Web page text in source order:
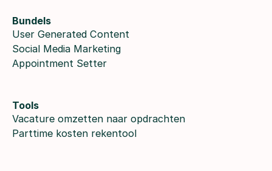
Bundels
User Generated Content
Social Media Marketing
Appointment Setter
Tools
Vacature omzetten naar opdrachten
Parttime kosten rekentool